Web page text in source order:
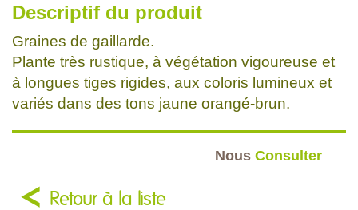
Descriptif du produit
Graines de gaillarde.
Plante très rustique, à végétation vigoureuse et
à longues tiges rigides, aux coloris lumineux et
variés dans des tons jaune orangé-brun.
Nous Consulter
Retour à la liste